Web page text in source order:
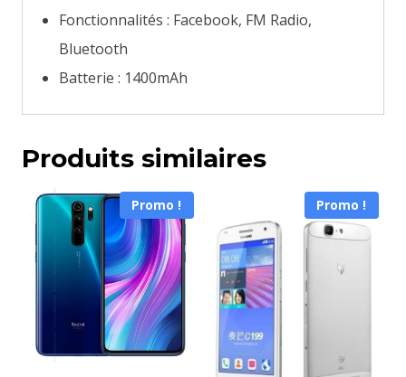
Fonctionnalités : Facebook, FM Radio,
Bluetooth
Batterie : 1400mAh
Produits similaires
Promo ! Promo !